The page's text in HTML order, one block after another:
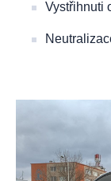
Vystřihnuti